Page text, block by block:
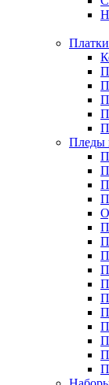
Платки
Пледы